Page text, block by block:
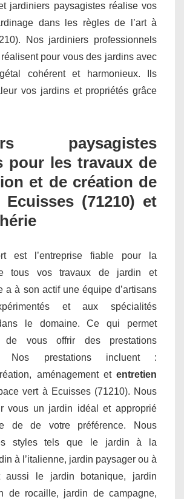
jardiniers paysagistes réalise vos
dans les règles de l’art à
Nos jardiniers professionnels
pour vous des jardins avec
cohérent et harmonieux. Ils
vos jardins et propriétés grâce
paysagistes
pour les travaux de
et de création de
(71210) et
est l’entreprise fiable pour la
tous vos travaux de jardin et
a à son actif une équipe d’artisans
et aux spécialités
le domaine. Ce qui permet
de vous offrir des prestations
Nos prestations incluent :
aménagement et entretien
vert à Ecuisses (71210). Nous
vous un jardin idéal et approprié
de de votre préférence. Nous
styles tels que le jardin à la
à l’italienne, jardin paysager ou à
aussi le jardin botanique, jardin
de rocaille, jardin de campagne,